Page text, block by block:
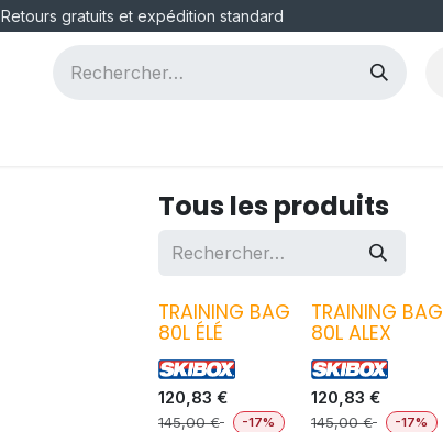
Retours gratuits et expédition standard
Tous les produits
TRAINING BAG
80L ÉLÉ
120,83 €
145,00€ -17%
TRAINING BAG
80L ALEX
120,83 €
145,00€ -17%